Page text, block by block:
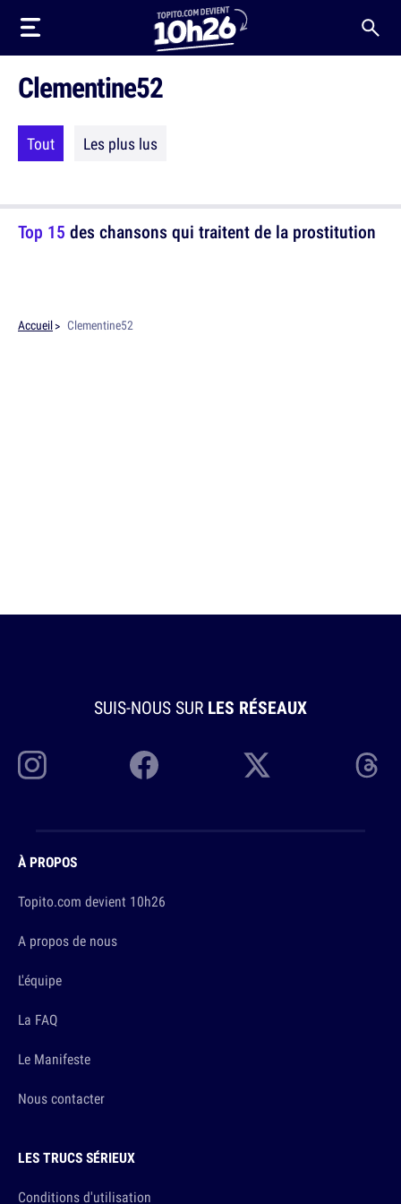
Clementine52
Tout Les plus lus
Top 15 des chansons qui traitent de la prostitution
Accueil Clementine52
SUIS-NOUS SUR LES RÉSEAUX
À PROPOS
Topito.com devient 10h26
A propos de nous
L'équipe
La FAQ
Le Manifeste
Nous contacter
LES TRUCS SÉRIEUX
Conditions d'utilisation